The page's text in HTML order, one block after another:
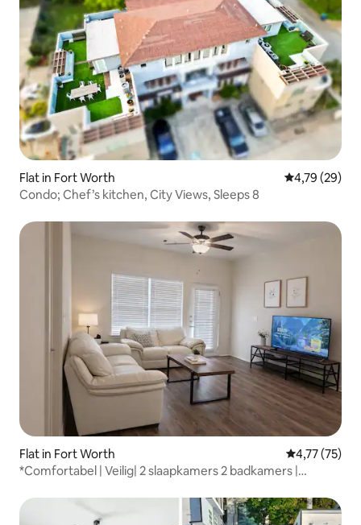
Flat in Fort Worth Gemiddelde
4,79 (29)
Condo; Chef’s kitchen, City Views, Sleeps 8
Flat in Fort Worth Gemiddelde
4,77 (75)
*Comfortabel | Veilig| 2 slaapkamers 2 badkamers |